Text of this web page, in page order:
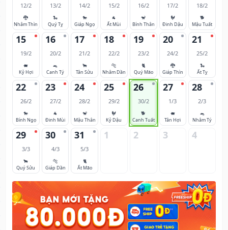
12/2
🐉
Nhâm Thìn
13/2
🐍
Quý Tỵ
14/2
🐎
Giáp Ngọ
15/2
🐐
Ất Mùi
16/2
🐒
Bính Thân
17/2
🐓
Đinh Dậu
18/2
🐕
Mậu Tuất
15
19/2
🐖
Kỷ Hợi
16
20/2
🐀
Canh Tý
17
21/2
🐂
Tân Sửu
18
22/2
🐅
Nhâm Dần
19
23/2
🐈
Quý Mão
20
24/2
🐉
Giáp Thìn
21
25/2
🐍
Ất Tỵ
22
26/2
🐎
Bính Ngọ
23
27/2
🐐
Đinh Mùi
24
28/2
🐒
Mậu Thân
25
29/2
🐓
Kỷ Dậu
26
30/2
🐕
Canh Tuất
27
1/3
🐖
Tân Hợi
28
2/3
🐀
Nhâm Tý
29
3/3
🐂
Quý Sửu
30
4/3
🐅
Giáp Dần
31
5/3
🐈
Ất Mão
1 2 3 4